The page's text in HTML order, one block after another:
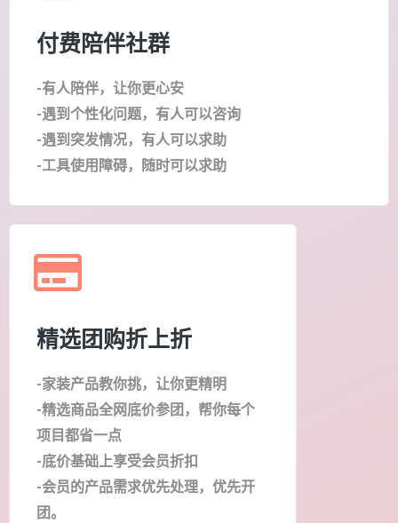
付费陪伴社群
-有人陪伴，让你更心安
-遇到个性化问题，有人可以咨询
-遇到突发情况，有人可以求助
-工具使用障碍，随时可以求助
精选团购折上折
-家装产品教你挑，让你更精明
-精选商品全网底价参团，帮你每个
项目都省一点
-底价基础上享受会员折扣
-会员的产品需求优先处理，优先开
团。